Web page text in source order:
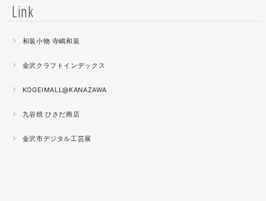
薄く作らねば。。。パキッとやってしまったときの悲しさ
秋の催事シーズンに向けてまた木地を作り始めました。
2021.04
いの桜が満開になりました。
Link
和装小物 寺嶋和装
金沢クラフトインデックス
KOGEIMALL@KANAZAWA
九谷焼 ひさだ商店
金沢市デジタル工芸展